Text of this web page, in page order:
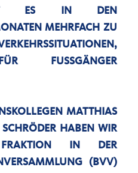
ES IN DEN Z
MEHRFACH ZU G
I
FUSSGÄNGER GE
MATTHIAS
HABEN WIR
IN DER
(BVV)